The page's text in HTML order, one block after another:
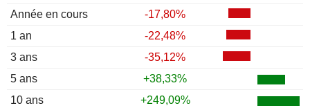
Année en cours
-17,80%
1 an
-22,48%
3 ans
-35,12%
5 ans
+38,33%
10 ans
+249,09%